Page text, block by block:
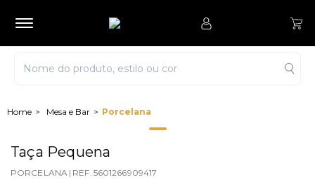
Mesa e Bar Porcelana
Taça Pequena
PORCELANA | REF. 5601266909417